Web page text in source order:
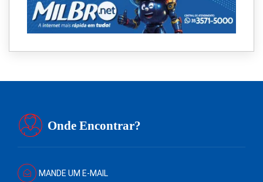
Onde Encontrar?
MANDE UM E-MAIL